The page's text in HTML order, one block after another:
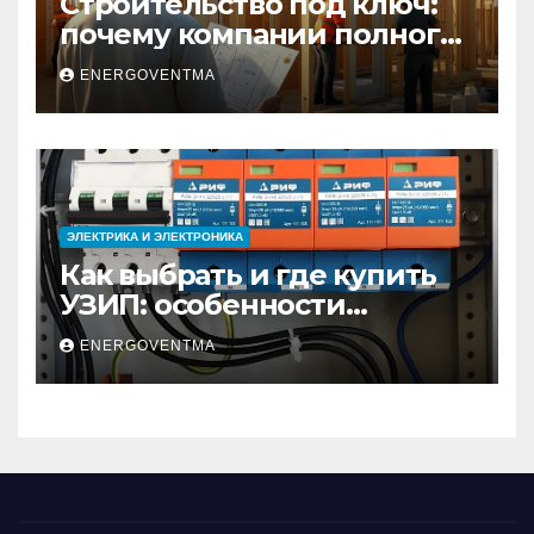
почему компании полного
цикла меняют рынок
недвижимости
ENERGOVENTMA
ЭЛЕКТРИКА И ЭЛЕКТРОНИКА
Как выбрать и где купить
УЗИП: особенности
устройств защиты от
импульсных
перенапряжений
ENERGOVENTMA